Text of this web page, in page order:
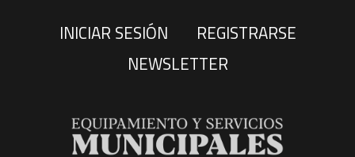
INICIAR SESIÓN
REGISTRARSE
NEWSLETTER